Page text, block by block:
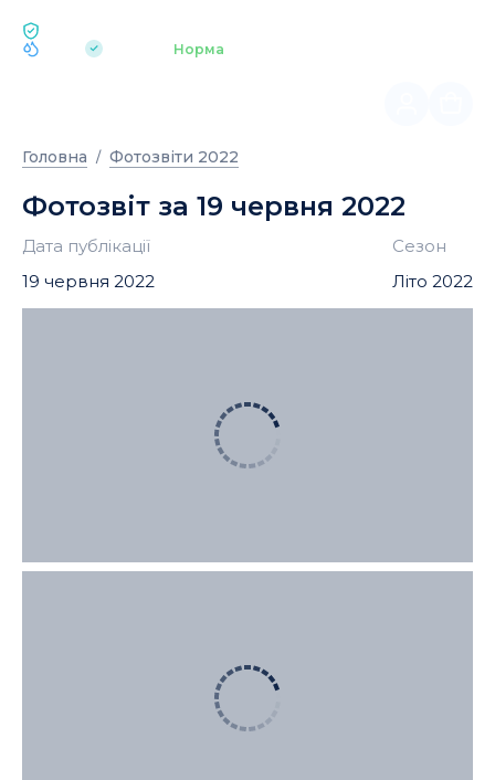
| Норма
Головна Фотозвіти 2022
Фотозвіт за 19 червня 2022
Дата публікації
19 червня 2022
Сезон
Літо 2022